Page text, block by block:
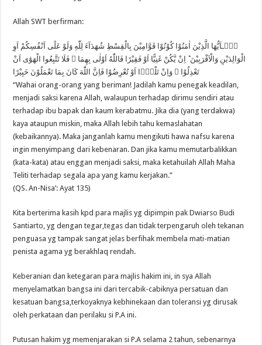
Allah SWT berfirman:
يٰۤـاَيُّهَا الَّذِيْنَ اٰمَنُوْا كُوْنُوْا قَوَّامِيْنَ بِالْقِسْطِ شُهَدَآءَ لِلّٰهِ وَلَوْ عَلٰٓى اَنْفُسِكُمْ اَوِ
الْوَالِدَيْنِ وَالْاَقْرَبِيْنَ ؕ اِنْ يَّكُنْ غَنِيًّا اَوْ فَقِيْرًا فَاللّٰهُ اَوْلٰى بِهِمَا ۙ فَلَا تَتَّبِعُوا الْهَوٰٓى اَنْ
تَعْدِلُوْا ۚ وَاِنْ تَلْوٗۤا اَوْ تُعْرِضُوْا فَاِنَّ اللّٰهَ كَانَ بِمَا تَعْمَلُوْنَ خَبِيْرًا
“Wahai orang-orang yang beriman! Jadilah kamu penegak keadilan,
menjadi saksi karena Allah, walaupun terhadap dirimu sendiri atau
terhadap ibu bapak dan kaum kerabatmu. Jika dia (yang terdakwa)
kaya ataupun miskin, maka Allah lebih tahu kemaslahatan
(kebaikannya). Maka janganlah kamu mengikuti hawa nafsu karena
ingin menyimpang dari kebenaran. Dan jika kamu memutarbalikkan
(kata-kata) atau enggan menjadi saksi, maka ketahuilah Allah Maha
Teliti terhadap segala apa yang kamu kerjakan.”
(QS. An-Nisa’: Ayat 135)
Kita berterima kasih kpd para majlis yg dipimpin pak Dwiarso Budi
Santiarto, yg dengan tegar,tegas dan tidak terpengaruh oleh tekanan
penguasa yg tampak sangat jelas berfihak membela mati-matian
penista agama yg berakhlaq rendah.
Keberanian dan ketegaran para majlis hakim ini, in sya Allah
menyelamatkan bangsa ini dari tercabik-cabiknya persatuan dan
kesatuan bangsa,terkoyaknya kebhinekaan dan toleransi yg dirusak
oleh perkataan dan perilaku si P.A ini.
Putusan hakim yg memenjarakan si P.A selama 2 tahun, sebenarnya